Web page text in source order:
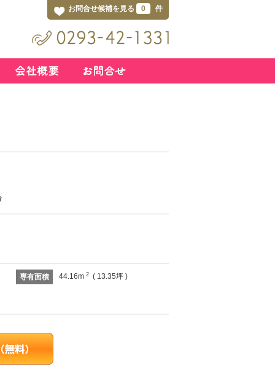
お問合せ候補を見る 0 件
専有面積 44.16m 2( 13.35坪 )